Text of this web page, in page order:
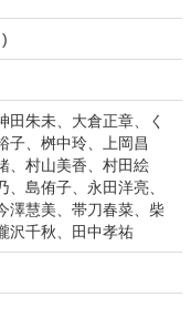
田朱未、大倉正章、く
子、桝中玲、上岡昌
、村山美香、村田絵
島侑子、永田洋亮、
澤慧美、帯刀春菜、柴
沢千秋、田中孝祐